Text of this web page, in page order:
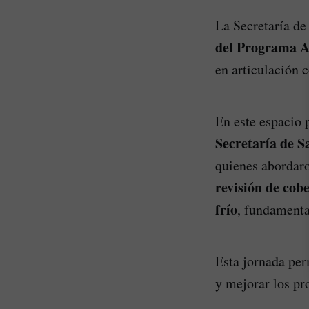
La Secretaría
del Programa
en articulación
En este
Secretaría de
quienes
revisión de
frío,
Esta jornada
y mejorar los